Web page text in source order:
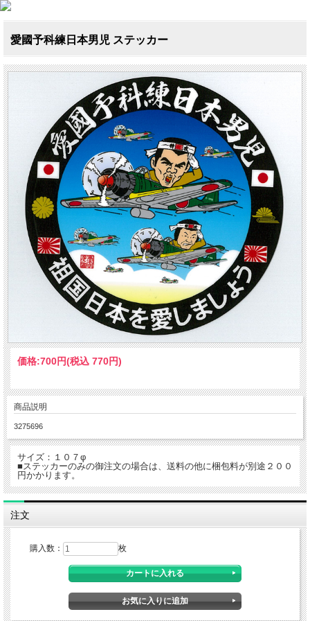
愛國予科練日本男児 ステッカー
価格:700円(税込 770円)
商品説明
3275696
サイズ：１０７φ
■ステッカーのみの御注文の場合は、送料の他に梱包料が別途２００
円かかります。
注文
購入数： 枚